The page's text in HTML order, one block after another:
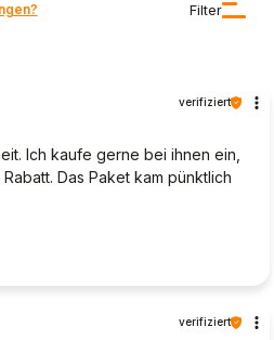
Filter
verifiziert
Ich kaufe gerne bei ihnen ein,
Das Paket kam pünktlich
verifiziert